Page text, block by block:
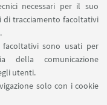
necessari per il suo
di tracciamento facoltativi
sono usati per
della comunicazione
utenti.
solo con i cookie